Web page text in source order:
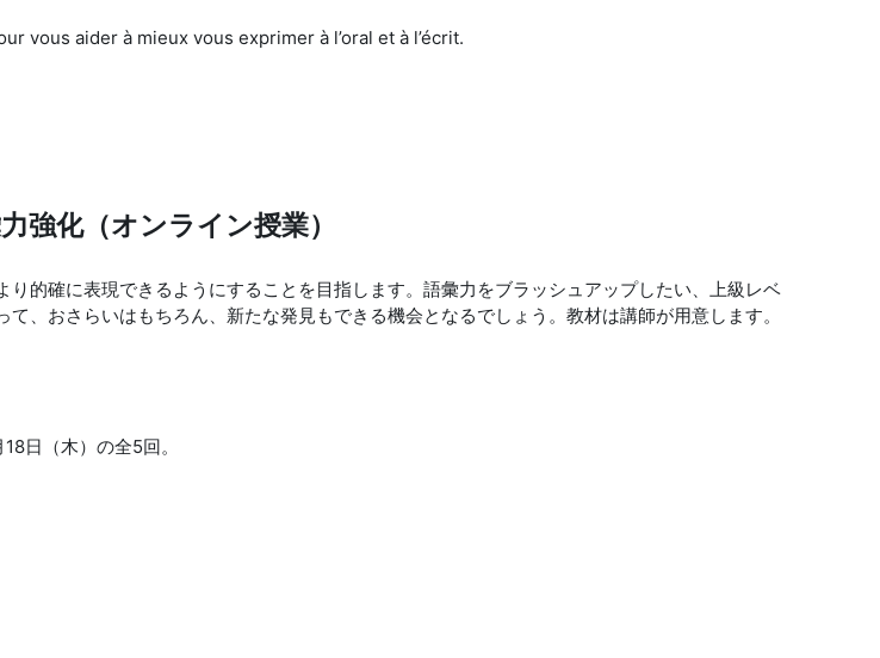
vous aider à mieux vous exprimer à l’oral et à l’écrit.
強化（オンライン授業）
的確に表現できるようにすることを目指します。語彙力をブラッシュアップしたい、上級レベ
、おさらいはもちろん、新たな発見もできる機会となるでしょう。教材は講師が用意します。
日（木）の全5回。